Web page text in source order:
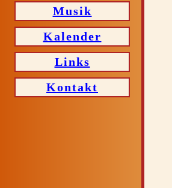
Musik
Kalender
Links
Kontakt